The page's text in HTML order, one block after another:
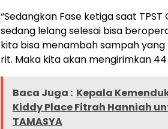
“Sedangkan Fase ketiga saat
sedang lelang selesai bisa
kita bisa menambah sampah
rit. Maka kita akan mengirimkan 44
Baca Juga : Kepala
Kiddy Place Fitrah Hanniah
TAMASYA